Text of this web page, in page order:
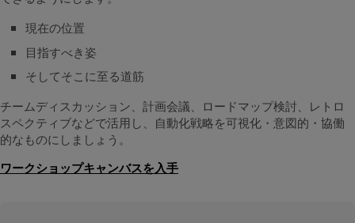
現在の位置
目指すべき姿
そしてそこに至る道筋
チームディスカッション、計画会議、ロードマップ検討、レトロ
スペクティブなどで活用し、自動化戦略を可視化・意図的・協働
的なものにしましょう。
ワークショップキャンバスを入手